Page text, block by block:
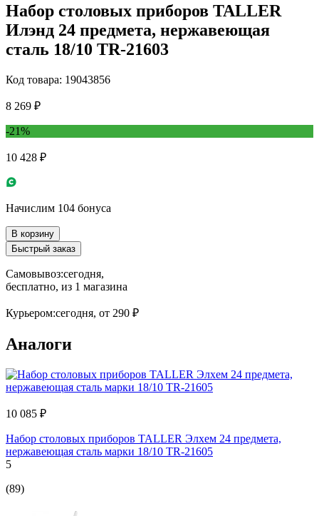
Набор столовых приборов TALLER
Илэнд 24 предмета, нержавеющая
сталь 18/10 TR-21603
Код товара: 19043856
8 269 ₽
-21%
10 428 ₽
Начислим 104 бонуса
В корзину
Быстрый заказ
Самовывоз:сегодня,
бесплатно, из 1 магазина
Курьером:сегодня, от 290 ₽
Аналоги
10 085 ₽
Набор столовых приборов TALLER Элхем 24 предмета,
нержавеющая сталь марки 18/10 TR-21605
5
(89)